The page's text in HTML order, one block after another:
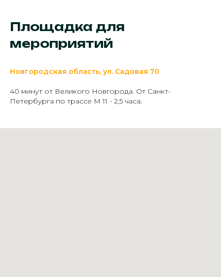
Площадка для
мероприятий
Новгородская область, ул. Садовая 70
40 минут от Великого Новгорода. От Санкт-
Петербурга по трассе М 11 - 2,5 часа.